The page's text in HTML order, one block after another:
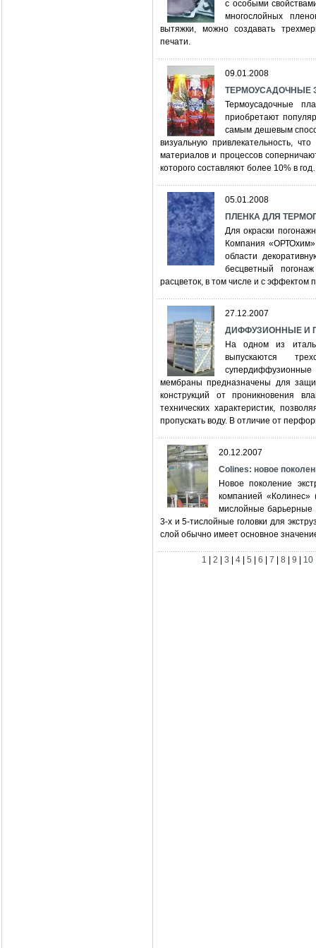
с особыми
многослойных
вытяжки, можно создавать
печати.
09.01.2008
ТЕРМОУСАДОЧНЫЕ
Термоусадочные
приобретают
самым дешевым
визуальную привлекательность,
материалов и процессов
которого составляют более 10% в
05.01.2008
ПЛЕНКА ДЛЯ
Для окраски
Компания
области
бесцветный
расцветок, в том числе и с эффектом
27.12.2007
ДИФФУЗИОННЫЕ И
На одном из
выпускаются
мембраны предназначены для
конструкций от проникновения
технических характеристик,
пропускать воду. В отличие от
20.12.2007
Colines: новое
Новое поколение
компанией
мислойные барьерные
3-х и 5-тислойные головки для
слой обычно имеет основное
1 |2 |3 |4 |5 |6 |7 |8 |9 10